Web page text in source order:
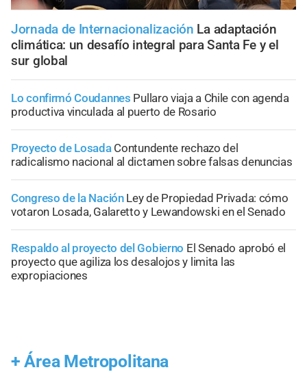
Jornada de Internacionalización La adaptación
climática: un desafío integral para Santa Fe y el
sur global
Lo confirmó Coudannes Pullaro viaja a Chile con agenda
productiva vinculada al puerto de Rosario
Proyecto de Losada Contundente rechazo del
radicalismo nacional al dictamen sobre falsas denuncias
Congreso de la Nación Ley de Propiedad Privada: cómo
votaron Losada, Galaretto y Lewandowski en el Senado
Respaldo al proyecto del Gobierno El Senado aprobó el
proyecto que agiliza los desalojos y limita las
expropiaciones
+ Área Metropolitana